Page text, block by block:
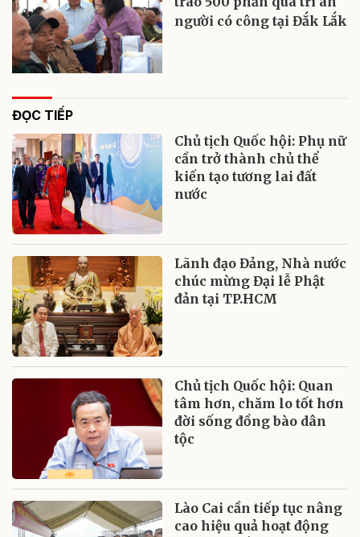
người có công tại Đắk Lắk
ĐỌC TIẾP
Chủ tịch Quốc hội: Phụ nữ
cần trở thành chủ thể
kiến tạo tương lai đất
nước
Lãnh đạo Đảng, Nhà nước
chúc mừng Đại lễ Phật
đản tại TP.HCM
Chủ tịch Quốc hội: Quan
tâm hơn, chăm lo tốt hơn
đời sống đồng bào dân
tộc
Lào Cai cần tiếp tục nâng
cao hiệu quả hoạt động